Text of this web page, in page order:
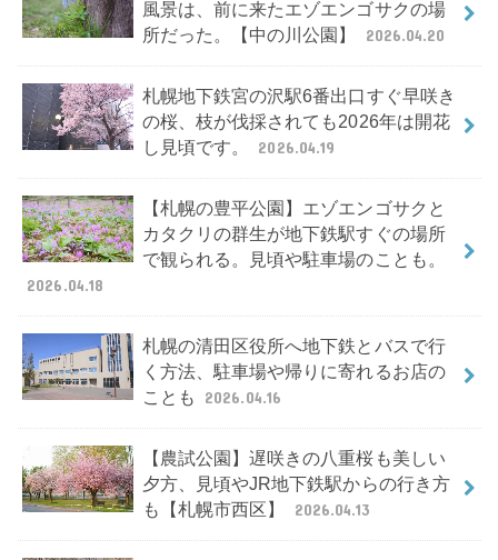
風景は、前に来たエゾエンゴサクの場
所だった。【中の川公園】
2026.04.20
札幌地下鉄宮の沢駅6番出口すぐ早咲き
の桜、枝が伐採されても2026年は開花
し見頃です。
2026.04.19
【札幌の豊平公園】エゾエンゴサクと
カタクリの群生が地下鉄駅すぐの場所
で観られる。見頃や駐車場のことも。
2026.04.18
札幌の清田区役所へ地下鉄とバスで行
く方法、駐車場や帰りに寄れるお店の
ことも
2026.04.16
【農試公園】遅咲きの八重桜も美しい
夕方、見頃やJR地下鉄駅からの行き方
も【札幌市西区】
2026.04.13